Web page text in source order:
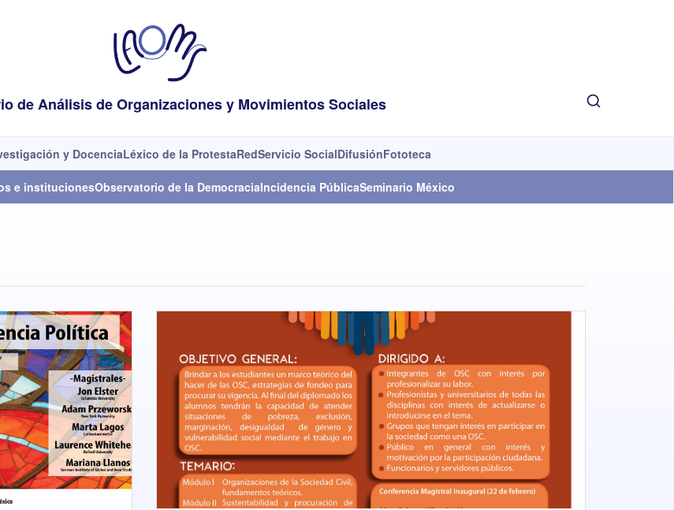
de Análisis de Organizaciones y Movimientos Sociales
y DocenciaLéxico de la ProtestaRedServicio SocialDifusiónFototeca
e institucionesObservatorio de la DemocraciaIncidencia PúblicaSeminario México